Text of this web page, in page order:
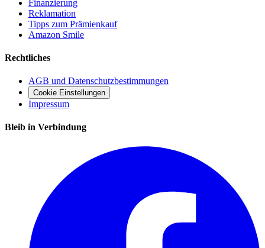
Finanzierung
Reklamation
Tipps zum Prämienkauf
Amazon Smile
Rechtliches
AGB und Datenschutzbestimmungen
Cookie Einstellungen
Impressum
Bleib in Verbindung